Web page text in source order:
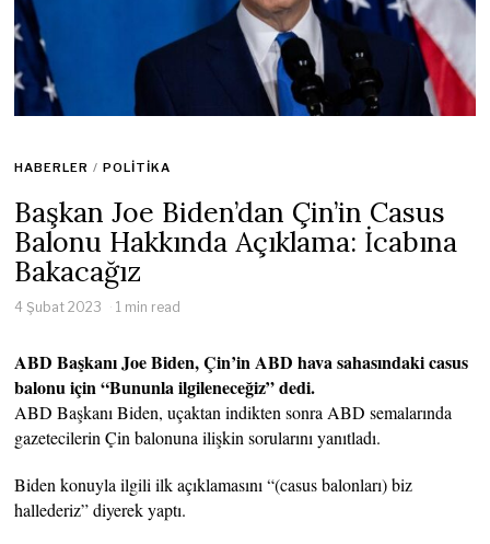
HABERLER / POLITIKA
Başkan Joe Biden’dan Çin’in Casus
Balonu Hakkında Açıklama: İcabına
Bakacağız
4 Şubat 2023 1 min read
ABD Başkanı Joe Biden, Çin’in ABD hava sahasındaki casus
balonu için “Bununla ilgileneceğiz” dedi.
ABD Başkanı Biden, uçaktan indikten sonra ABD semalarında
gazetecilerin Çin balonuna ilişkin sorularını yanıtladı.
Biden konuyla ilgili ilk açıklamasını “(casus balonları) biz
hallederiz” diyerek yaptı.